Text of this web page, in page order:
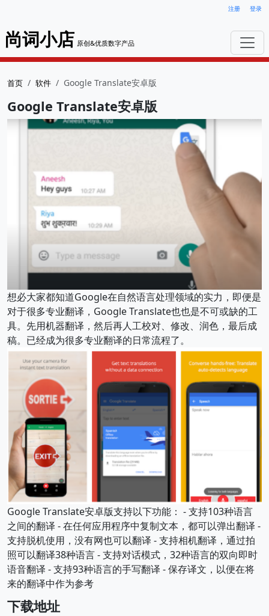
注册 登录
尚词小店 原创&优质数字产品
首页 软件 Google Translate安卓版
Google Translate安卓版
想必大家都知道Google在自然语言处理领域的实力，即便是
对于很多专业翻译，Google Translate也也是不可或缺的工
具。先用机器翻译，然后再人工校对、修改、润色，最后成
稿。已经成为很多专业翻译的日常流程了。
Google Translate安卓版支持以下功能： - 支持103种语言
之间的翻译 - 在任何应用程序中复制文本，都可以弹出翻译 -
支持脱机使用，没有网也可以翻译 - 支持相机翻译，通过拍
照可以翻译38种语言 - 支持对话模式，32种语言的双向即时
语音翻译 - 支持93种语言的手写翻译 - 保存译文，以便在将
来的翻译中作为参考
下载地址